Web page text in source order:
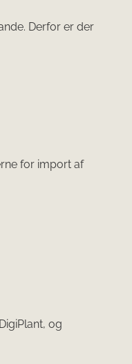
Derfor er der
for import af
og